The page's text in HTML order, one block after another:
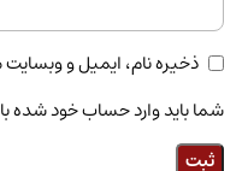
ذخیره نام، ایمیل و
شما باید وارد حساب خود شده